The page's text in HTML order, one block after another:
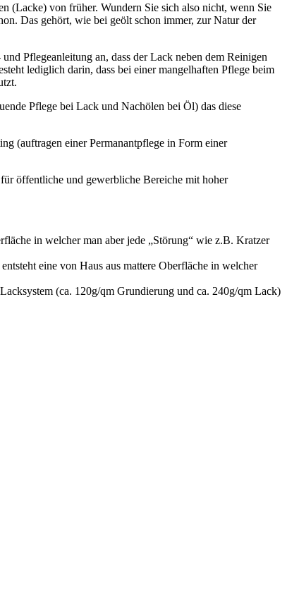
(Lacke) von früher. Wundern Sie sich also nicht, wenn Sie
Das gehört, wie bei geölt schon immer, zur Natur der
Pflegeanleitung an, dass der Lack neben dem Reinigen
lediglich darin, dass bei einer mangelhaften Pflege beim
Pflege bei Lack und Nachölen bei Öl) das diese
(auftragen einer Permanantpflege in Form einer
öffentliche und gewerbliche Bereiche mit hoher
in welcher man aber jede „Störung“ wie z.B. Kratzer
eine von Haus aus mattere Oberfläche in welcher
(ca. 120g/qm Grundierung und ca. 240g/qm Lack)